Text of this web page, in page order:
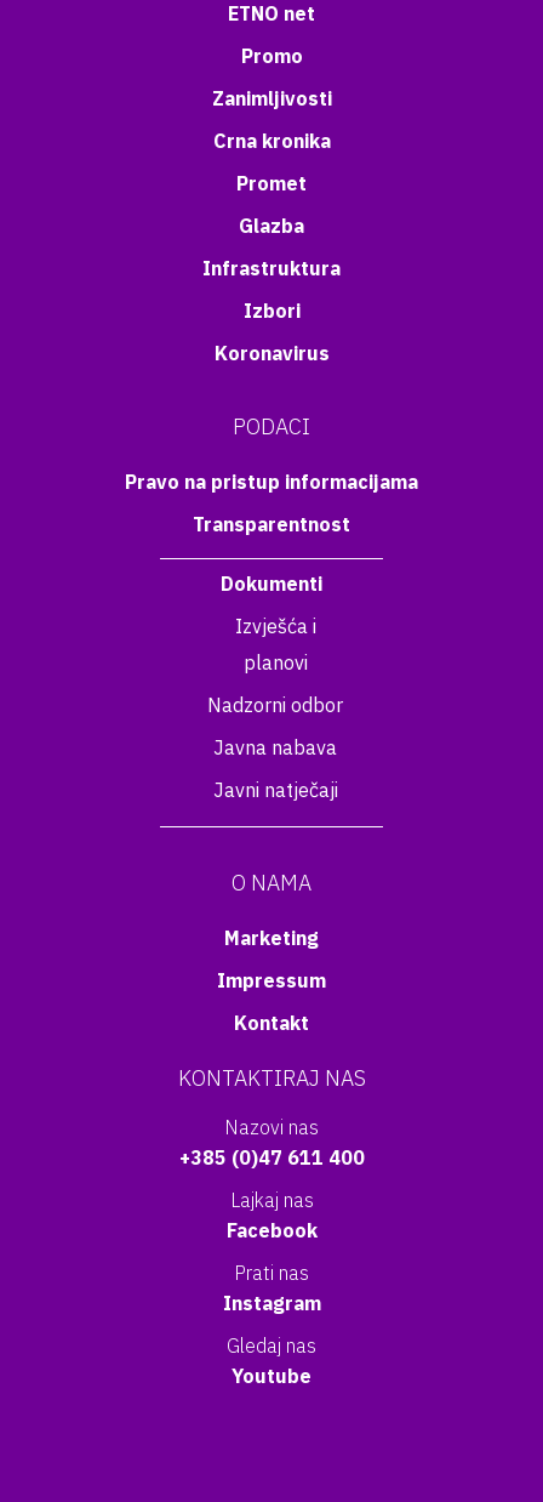
ETNO net
Promo
Zanimljivosti
Crna kronika
Promet
Glazba
Infrastruktura
Izbori
Koronavirus
PODACI
Pravo na pristup informacijama
Transparentnost
Dokumenti
Izvješća i
planovi
Nadzorni odbor
Javna nabava
Javni natječaji
O NAMA
Marketing
Impressum
Kontakt
KONTAKTIRAJ NAS
Nazovi nas
+385 (0)47 611 400
Lajkaj nas
Facebook
Prati nas
Instagram
Gledaj nas
Youtube